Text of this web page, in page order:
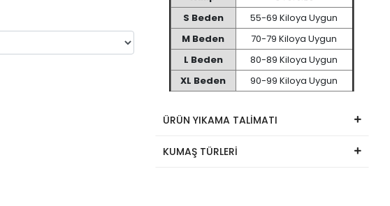
S Beden
55-69 Kiloya Uygun
M Beden
70-79 Kiloya Uygun
L Beden
80-89 Kiloya Uygun
XL Beden
90-99 Kiloya Uygun
ÜRÜN YIKAMA TALİMATI
KUMAŞ TÜRLERİ